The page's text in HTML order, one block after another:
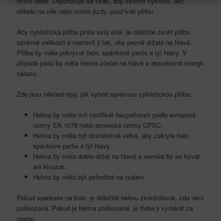
ohledu na věk nebo místo jízdy, používali přilbu.
Aby cyklistická přilba plnila svůj účel, je důležité zvolit přilbu
správné velikosti a nastavit ji tak, aby pevně držela na hlavě.
Přilba by měla pokrývat čelo, spánkové partie a týl hlavy. V
případě pádu by měla helma zůstat na hlavě a absorbovat energii
nárazu.
Zde jsou některé tipy, jak vybrat správnou cyklistickou přilbu:
Helma by měla mít certifikát bezpečnosti podle evropské
normy EN 1078 nebo americké normy CPSC.
Helma by měla být dostatečně velká, aby zakryla čelo,
spánkové partie a týl hlavy.
Helma by měla dobře držet na hlavě a neměla by se kývat
ani klouzat.
Helma by měla být pohodlná na nošení.
Pokud spadnete na kole, je důležité helmu zkontrolovat, zda není
poškozená. Pokud je helma poškozená, je třeba ji vyměnit za
novou.